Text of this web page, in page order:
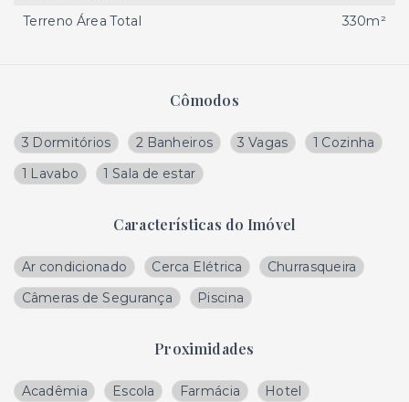
Cômodos
3 Dormitórios 2 Banheiros 3 Vagas
1 Cozinha
1 Lavabo
1 Sala de estar
Características do Imóvel
Ar condicionado Cerca Elétrica
Churrasqueira
Câmeras de Segurança
Piscina
Proximidades
Acadêmia Escola Farmácia
Hotel
Terreno Área Total
330m²